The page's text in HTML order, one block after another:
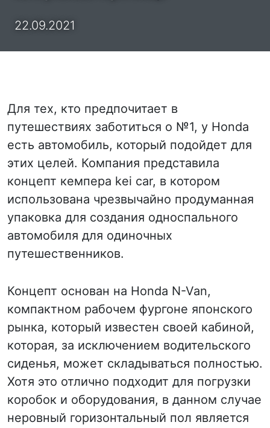
22.09.2021
Для тех, кто предпочитает в
путешествиях заботиться о №1, у Honda
есть автомобиль, который подойдет для
этих целей. Компания представила
концепт кемпера kei car, в котором
использована чрезвычайно продуманная
упаковка для создания односпального
автомобиля для одиночных
путешественников.
Концепт основан на Honda N-Van,
компактном рабочем фургоне японского
рынка, который известен своей кабиной,
которая, за исключением водительского
сиденья, может складываться полностью.
Хотя это отлично подходит для погрузки
коробок и оборудования, в данном случае
неровный горизонтальный пол является